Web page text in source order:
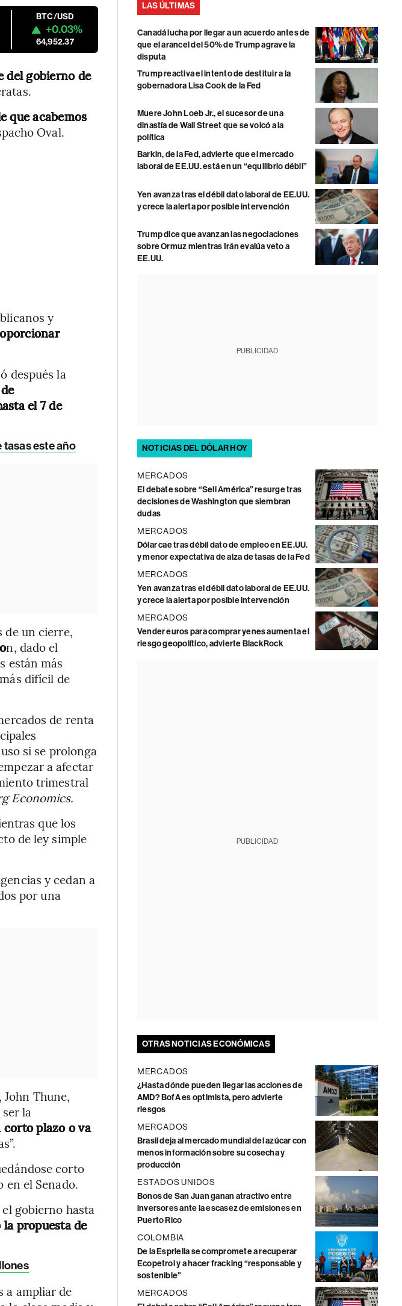
BTC/USD
+0.03%
64,952.37
del gobierno de
que acabemos
Oval.
y
después la
el 7 de
tasas este año
de un cierre,
n, dado el
están más
difícil de
de renta
si se prolonga
a afectar
trimestral
Economics.
que los
de ley simple
y cedan a
por una
John Thune,
la
corto plazo o va
corto
en el Senado.
gobierno hasta
propuesta de
a ampliar de
LAS ÚLTIMAS
Canadá lucha por llegar a un acuerdo antes de
que el arancel del 50% de Trump agrave la
disputa
Trump reactiva el intento de destituir a la
gobernadora Lisa Cook de la Fed
Muere John Loeb Jr., el sucesor de una
dinastía de Wall Street que se volcó a la
política
Barkin, de la Fed, advierte que el mercado
laboral de EE.UU. está en un “equilibrio débil”
Yen avanza tras el débil dato laboral de EE.UU.
y crece la alerta por posible intervención
Trump dice que avanzan las negociaciones
sobre Ormuz mientras Irán evalúa veto a
EE.UU.
PUBLICIDAD
NOTICIAS DEL DÓLAR HOY
MERCADOS
El debate sobre “Sell América” resurge tras
decisiones de Washington que siembran
dudas
MERCADOS
Dólar cae tras débil dato de empleo en EE.UU.
y menor expectativa de alza de tasas de la Fed
MERCADOS
Yen avanza tras el débil dato laboral de EE.UU.
y crece la alerta por posible intervención
MERCADOS
Vender euros para comprar yenes aumenta el
riesgo geopolítico, advierte BlackRock
PUBLICIDAD
OTRAS NOTICIAS ECONÓMICAS
MERCADOS
¿Hasta dónde pueden llegar las acciones de
AMD? BofA es optimista, pero advierte
riesgos
MERCADOS
Brasil deja al mercado mundial del azúcar con
menos información sobre su cosecha y
producción
ESTADOS UNIDOS
Bonos de San Juan ganan atractivo entre
inversores ante la escasez de emisiones en
Puerto Rico
COLOMBIA
De la Espriella se compromete a recuperar
Ecopetrol y a hacer fracking “responsable y
sostenible”
MERCADOS